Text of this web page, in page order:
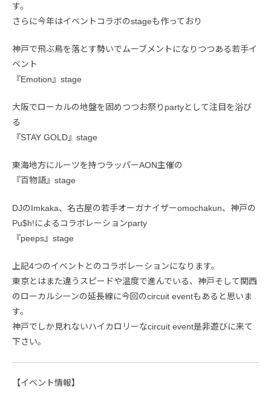
す。
さらに今年はイベントコラボのstageも作っており
神戸で飛ぶ鳥を落とす勢いでムーブメントになりつつある若手イ
ベント
『Emotion』stage
大阪でローカルの地盤を固めつつお祭りpartyとして注目を浴び
る
『STAY GOLD』stage
東海地方にルーツを持つラッパーAON主催の
『百物語』stage
DJのImkaka、名古屋の若手オーガナイザーomochakun、神戸の
Pu$h!によるコラボレーションparty
『peeps』stage
上記4つのイベントとのコラボレーションになります。
東京とはまた違うスピードや温度で進んでいる、神戸そして関西
のローカルシーンの延長線に今回のcircuit eventもあると思いま
す。
神戸でしか見れないハイカロリーなcircuit event是非遊びに来て
下さい。
【イベント情報】